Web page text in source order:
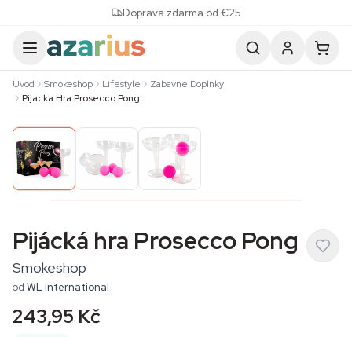
Doprava zdarma od €25
Úvod Smokeshop Lifestyle
Zabavne Doplnky
Pijacka Hra Prosecco Pong
Pijácká hra Prosecco Pong
Smokeshop
od WL International
243,95 Kč